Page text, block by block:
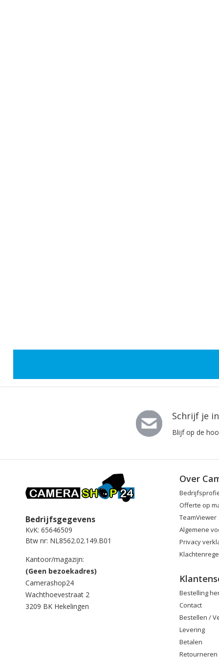
Schrijf je
Blijf op de
Bedrijfsgegevens
KvK: 65646509
Btw nr: NL8562.02.149.B01
Kantoor/magazijn:
(Geen bezoekadres)
Camerashop24
Wachthoevestraat 2
3209 BK Hekelingen
Over
Offerte op
TeamViewer
Algemene
Privacy
Bestelling
Contact
Bestellen /
Levering
Betalen
Retourneren